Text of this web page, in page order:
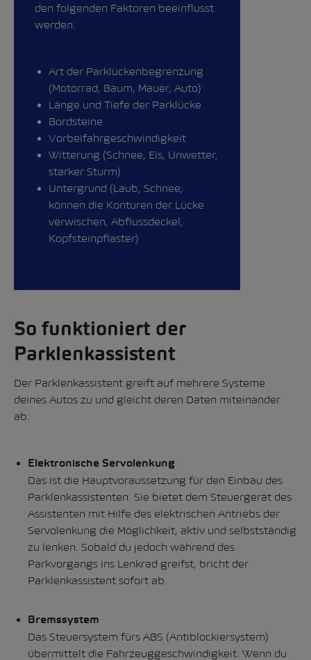
den folgenden Faktoren beeinflusst
werden:
Art der Parklückenbegrenzung
(Motorrad, Baum, Mauer, Auto)
Länge und Tiefe der Parklücke
Bordsteine
Vorbeifahrgeschwindigkeit
Witterung (Schnee, Eis, Unwetter,
starker Sturm)
Untergrund (Laub, Schnee;
können die Konturen der Lücke
verwischen, Abflussdeckel,
Kopfsteinpflaster)
So funktioniert der
Parklenkassistent
Der Parklenkassistent greift auf mehrere Systeme
deines Autos zu und gleicht deren Daten miteinander
ab:
Elektronische Servolenkung
Das ist die Hauptvoraussetzung für den Einbau des
Parklenkassistenten. Sie bietet dem Steuergerät des
Assistenten mit Hilfe des elektrischen Antriebs der
Servolenkung die Möglichkeit, aktiv und selbstständig
zu lenken. Sobald du jedoch während des
Parkvorgangs ins Lenkrad greifst, bricht der
Parklenkassistent sofort ab.
Bremssystem
Das Steuersystem fürs ABS (Antiblockiersystem)
übermittelt die Fahrzeuggeschwindigkeit. Wenn du